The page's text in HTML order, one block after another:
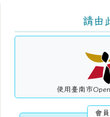
請由
使用臺南市
會